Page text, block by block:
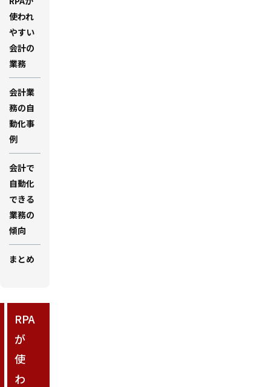
使われ
やすい
会計の
業務
会計業
務の自
動化事
例
会計で
自動化
できる
業務の
傾向
まとめ
RPA
が
使
わ